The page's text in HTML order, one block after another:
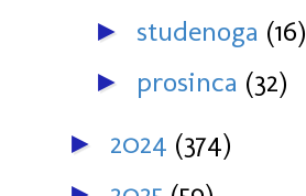
► studenoga (16)
► prosinca (32)
► 2024 (374)